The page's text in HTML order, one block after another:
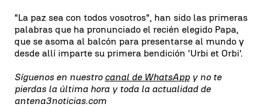
"La paz sea con todos vosotros", han sido las primeras
palabras que ha pronunciado el recién elegido Papa,
que se asoma al balcón para presentarse al mundo y
desde allí imparte su primera bendición 'Urbi et Orbi'.
Síguenos en nuestro canal de WhatsAppy no te
pierdas la última hora y toda la actualidad de
antena3noticias.com